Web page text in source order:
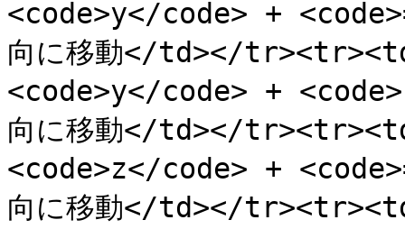
<code>y</code> +
向に移動</td></
<code>y</code> +
向に移動</td></
<code>z</code> +
向に移動</td></